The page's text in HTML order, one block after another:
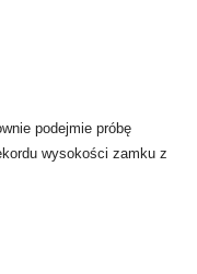
podejmie próbę
wysokości zamku z